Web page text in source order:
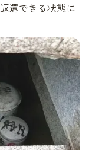
還できる状態に